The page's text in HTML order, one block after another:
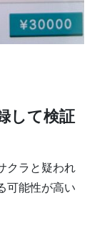
して検証
クラと疑われ
可能性が高い